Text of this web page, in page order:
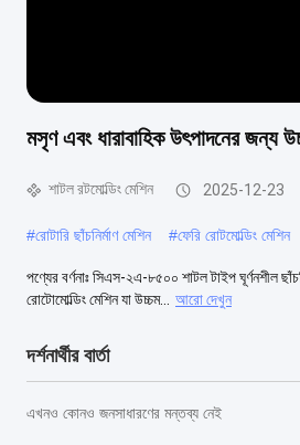
মসৃণ এবং ধারাবাহিক উৎপাদনের জন্য
শাটল রটমোল্ডিং মেশিন 2025-12-23
#রোটারি ছাঁচনির্মাণ মেশিন #ফেরি রোটমোল্ডিং মেশিন
পণ্যের বর্ণনাঃ সিএস-২এ-৮৫০০ শাটল টাইপ ঘূর্ণনশীল
রোটোমোল্ডিং মেশিন যা উচ্চম...
আরো দেখুন
দর্শনার্থীর বার্তা
এখনও কোনও জনসাধারণের মন্তব্য নেই